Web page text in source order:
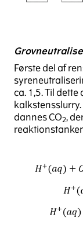
Første del af
ca. 1,5. Til
dannes CO2,